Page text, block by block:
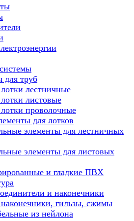
для труб
лестничные
листовые
проволочные
для лотков
элементы для лестничных
элементы для листовых
и гладкие ПВХ
и наконечники
гильзы, сжимы
из нейлона